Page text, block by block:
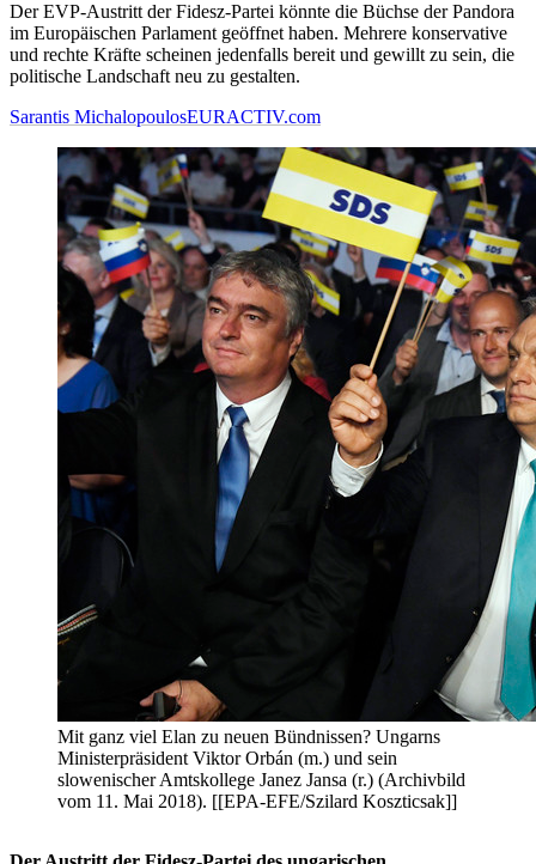
Der EVP-Austritt der Fidesz-Partei könnte die Büchse der Pandora
im Europäischen Parlament geöffnet haben. Mehrere konservative
und rechte Kräfte scheinen jedenfalls bereit und gewillt zu sein, die
politische Landschaft neu zu gestalten.
Sarantis MichalopoulosEURACTIV.com
Mit ganz viel Elan zu neuen Bündnissen? Ungarns
Ministerpräsident Viktor Orbán (m.) und sein
slowenischer Amtskollege Janez Jansa (r.) (Archivbild
vom 11. Mai 2018). [[EPA-EFE/Szilard Koszticsak]]